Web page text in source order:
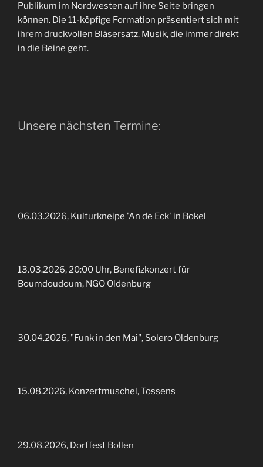
Publikum im Nordwesten auf ihre Seite bringen
können. Die 11-köpfige Formation präsentiert sich mit
ihrem druckvollen Bläsersatz. Musik, die immer direkt
in die Beine geht.
Unsere nächsten Termine:
06.03.2026, Kulturkneipe 'An de Eck' in Bokel
13.03.2026, 20:00 Uhr, Benefizkonzert für
Boumdoudoum, NGO Oldenburg
30.04.2026, "Funk in den Mai", Solero Oldenburg
15.08.2026, Konzertmuschel, Tossens
29.08.2026, Dorffest Bollen